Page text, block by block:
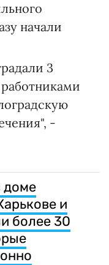
начали
3
-
доме
и
более 30